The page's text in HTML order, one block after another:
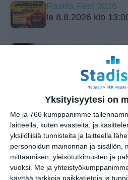
Yksityisyytesi on
Me ja 766 kumppanimme
laitteella, kuten evästeitä, ja
yksilöllisiä tunnisteita ja laitteella
personoidun mainonnan ja sisällön,
mittaamisen, yleisötutkimusten ja
vuoksi. Me ja
käyttää tarkkoja paikkatietoja ja
Rastila Fest 2026
la 8.8.2026 klo
Shere Khan,
la 8.8.2026 klo 20:00
Jethro Tull
ma 10.8.2026 klo 19:00
Osmo Ikonen
ke 12.8.2026 klo
Liput myyntiin: